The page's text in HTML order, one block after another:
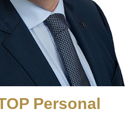
Personal